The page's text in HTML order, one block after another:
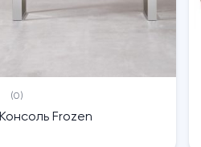
(0)
Консоль Frozen